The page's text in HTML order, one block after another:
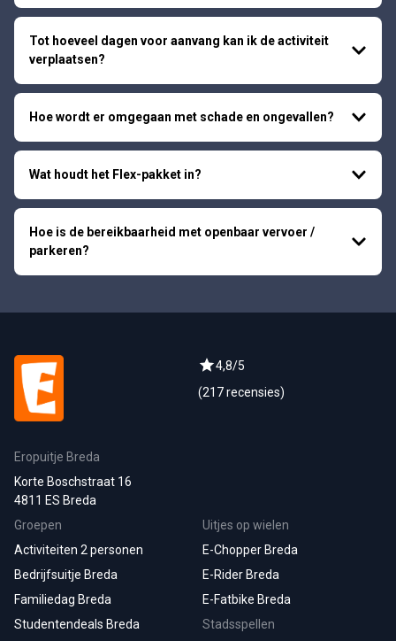
Tot hoeveel dagen voor aanvang kan ik de activiteit
verplaatsen?
Hoe wordt er omgegaan met schade en ongevallen?
Wat houdt het Flex-pakket in?
Hoe is de bereikbaarheid met openbaar vervoer /
parkeren?
4,8/5
(217 recensies)
Eropuitje Breda
Korte Boschstraat 16
4811 ES Breda
Groepen
Activiteiten 2 personen
Bedrijfsuitje Breda
Familiedag Breda
Studentendeals Breda
Uitjes op wielen
E-Chopper Breda
E-Rider Breda
E-Fatbike Breda
Stadsspellen